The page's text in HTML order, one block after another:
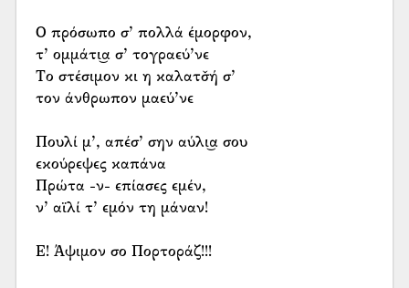
Ο πρόσωπο σ’ πολλά έμορφον,
τ’ ομμάτι͜α σ’ τογραεύ’νε
Το στέσιμον κι η καλατσ̌ή σ’
τον άνθρωπον μαεύ’νε
Πουλί μ’, απέσ’ σην αύλι͜α σου
εκούρεψες καπάνα
Πρώτα -ν- επίασες εμέν,
ν’ αϊλί τ’ εμόν τη μάναν!
Ε! Άψιμον σο Πορτοράζ!!!